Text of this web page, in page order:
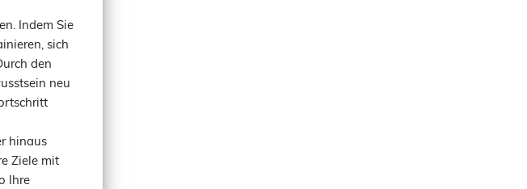
Indem Sie
sich
den
neu
hinaus
Ziele mit
Ihre